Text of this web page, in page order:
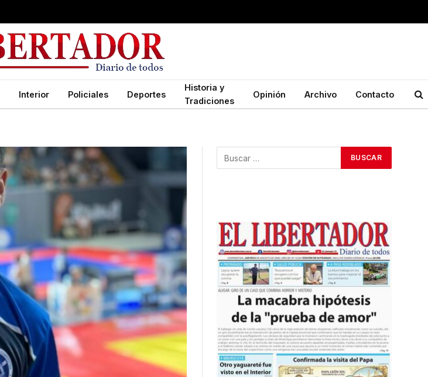
Interior Policiales Deportes
Historia y
Tradiciones
Opinión Archivo Contacto